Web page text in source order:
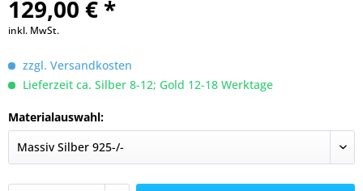
129,00 € *
inkl. MwSt.
zzgl. Versandkosten
Lieferzeit ca. Silber 8-12; Gold 12-18 Werktage
Materialauswahl: